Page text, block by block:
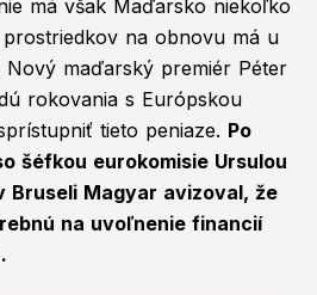
má však Maďarsko niekoľko
na obnovu má u
maďarský premiér Péter
rokovania s Európskou
tieto peniaze. Po
šéfkou eurokomisie Ursulou
Bruseli Magyar avizoval, že
na uvoľnenie financií